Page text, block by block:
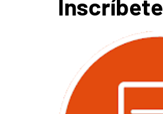
Inscríbete